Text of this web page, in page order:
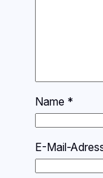
Name *
E-Mail-